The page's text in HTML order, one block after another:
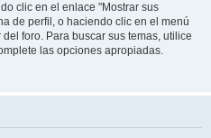
clic en el enlace "Mostrar sus
de perfil, o haciendo clic en el menú
foro. Para buscar sus temas, utilice
las opciones apropiadas.